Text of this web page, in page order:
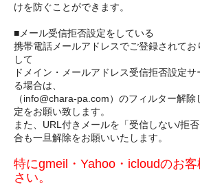
けを防ぐことができます。
■メール受信拒否設定をしている
携帯電話メールアドレスでご登録されてお
して
ドメイン・メールアドレス受信拒否設定
る場合は、
（info@chara-pa.com）のフィルター解
定をお願い致します。
また、URL付きメールを「受信しない/拒
合も一旦解除をお願いいたします。
特にgmeil・Yahoo・icloudのお
さい。